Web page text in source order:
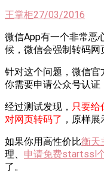
王掌柜27/03/2016
微信App有一个非常恶
候，微信会强制转码网
针对这个问题，微信官
你需要申请公众号认证
经过测试发现， 只要
对网页转码了 ，原样展
如果你用高性价比衡天
理、 申请免费startssl
了。